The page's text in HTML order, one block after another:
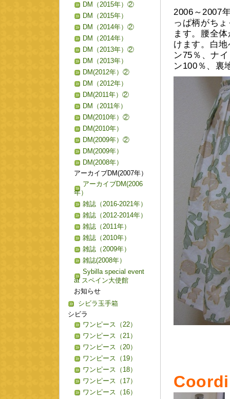
2006～2007
っぱ柄がち
ます。腰全
けます。白
ン75％、ナ
ン100％、裏
DM（2015年）②
DM（2015年）
DM（2014年）②
DM（2014年）
DM（2013年）②
DM（2013年）
DM(2012年）②
DM（2012年）
DM(2011年）②
DM（2011年）
DM(2010年）②
DM(2010年）
DM(2009年）②
DM(2009年）
DM(2008年）
アーカイブDM(2007年）
アーカイブDM(2006
年）
雑誌（2016-2021年）
雑誌（2012-2014年）
雑誌（2011年）
雑誌（2010年）
雑誌（2009年）
雑誌(2008年）
Sybilla special event
at スペイン大使館
お知らせ
シビラ玉手箱
シビラ
ワンピース（22）
ワンピース（21）
ワンピース（20）
ワンピース（19）
ワンピース（18）
ワンピース（17）
ワンピース（16）